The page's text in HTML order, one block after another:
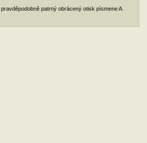
patrný obrácený otisk písmene A.